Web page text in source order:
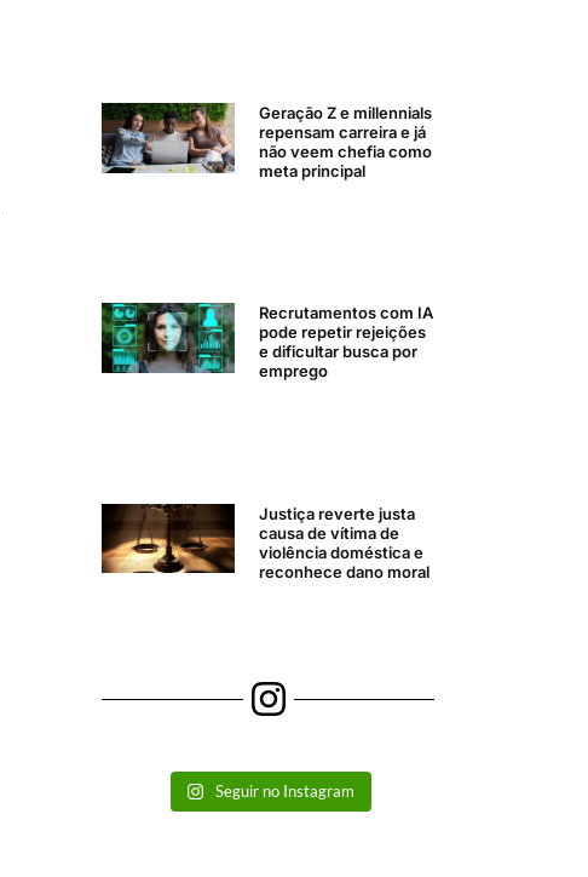
Geração Z e millennials
repensam carreira e já
não veem chefia como
meta principal
Recrutamentos com IA
pode repetir rejeições
e dificultar busca por
emprego
Justiça reverte justa
causa de vítima de
violência doméstica e
reconhece dano moral
Seguir no Instagram